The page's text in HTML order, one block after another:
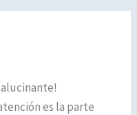
es la parte